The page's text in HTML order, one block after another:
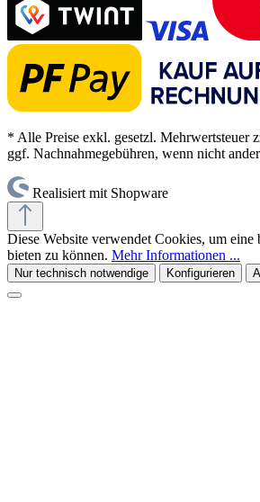
* Alle Preise exkl. gesetzl. Mehrwertsteuer
ggf. Nachnahmegebühren, wenn nicht
Realisiert mit Shopware
Diese Website verwendet Cookies, um
bieten zu können. Mehr Informationen ...
Nur technisch notwendige Konfigurieren